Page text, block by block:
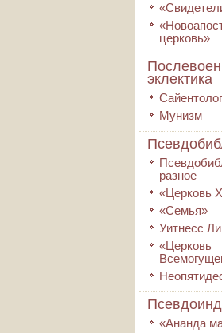
церковь»
эклектика
Мунизм
разное
«Церковь
«Семья»
Уитнесс Ли
«Церковь
«Ананда